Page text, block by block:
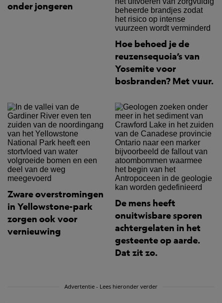
onder jongeren
Hoe behoed je de
reuzensequoia’s van
Yosemite voor
bosbranden? Met vuur.
Zware overstromingen
in Yellowstone-park
zorgen ook voor
vernieuwing
De mens heeft
onuitwisbare sporen
achtergelaten in het
gesteente op aarde.
Dat zit zo.
Advertentie - Lees hieronder verder